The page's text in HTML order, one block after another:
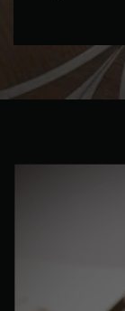
PARQUET
PARQUET